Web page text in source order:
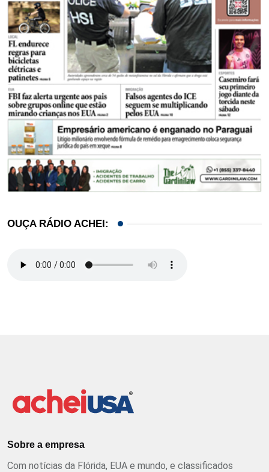
OUÇA RÁDIO ACHEI:
Sobre a empresa
Com notícias da Flórida, EUA e mundo, e classificados